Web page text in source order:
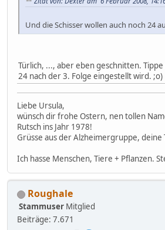
Und die Schisser wollen auch noch 24
Türlich, ..., aber eben geschnitten. Tippe
24 nach der 3. Folge eingestellt wird. ;o)
Liebe Ursula,
wünsch dir frohe Ostern, nen tollen
Rutsch ins Jahr 1978!
Grüsse aus der Alzheimergruppe, deine
Ich hasse Menschen, Tiere + Pflanzen.
Roughale
Stammuser Mitglied
Beiträge: 7.671